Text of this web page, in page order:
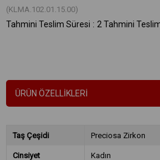
(KLMA.102.01.15.00)
Tahmini Teslim Süresi : 2 Tahmini
ÜRÜN ÖZELLIKLERI
Taş Çeşidi Preciosa Zirkon
Cinsiyet Kadın